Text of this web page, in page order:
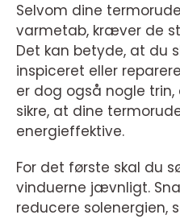
Selvom dine
varmetab, kræver de
Det kan betyde, at du
inspiceret eller
er dog også nogle
sikre, at dine
energieffektive.
For det første skal du
vinduerne jævnligt.
reducere solenergien,